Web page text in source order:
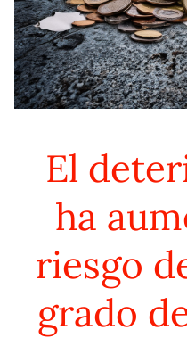
El
ha
riesgo
grado